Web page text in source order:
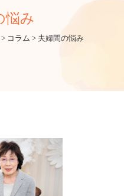
悩み
> コラム > 夫婦間の悩み